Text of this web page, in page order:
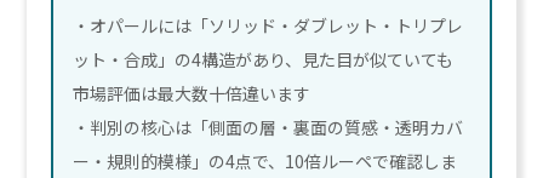
・オパールには「ソリッド・ダブレット・トリプレ
ット・合成」の4構造があり、見た目が似ていても
市場評価は最大数十倍違います
・判別の核心は「側面の層・裏面の質感・透明カバ
ー・規則的模様」の4点で、10倍ルーペで確認しま